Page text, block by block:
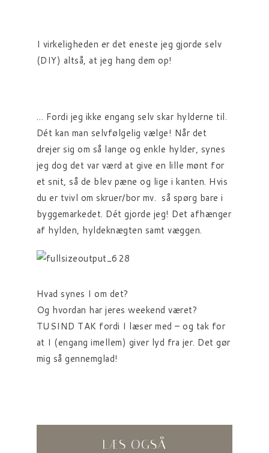
I virkeligheden er det eneste jeg gjorde selv
(DIY) altså, at jeg hang dem op!
… Fordi jeg ikke engang selv skar hylderne til.
Dét kan man selvfølgelig vælge! Når det
drejer sig om så lange og enkle hylder, synes
jeg dog det var værd at give en lille mønt for
et snit, så de blev pæne og lige i kanten. Hvis
du er tvivl om skruer/bor mv. så spørg bare i
byggemarkedet. Dét gjorde jeg! Det afhænger
af hylden, hyldeknægten samt væggen.
Hvad synes I om det?
Og hvordan har jeres weekend været?
TUSIND TAK fordi I læser med – og tak for
at I (engang imellem) giver lyd fra jer. Det gør
mig så gennemglad!
LÆS OGSÅ